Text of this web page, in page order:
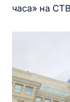
часа» на